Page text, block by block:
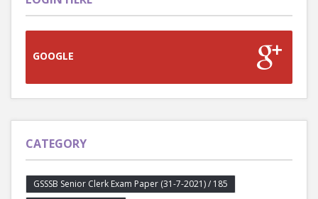
GOOGLE
CATEGORY
GSSSB Senior Clerk Exam Paper (31-7-2021) / 185